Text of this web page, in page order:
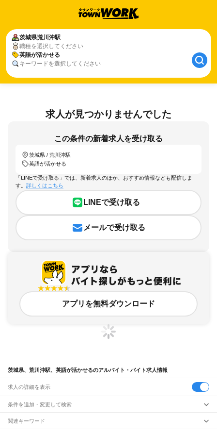
茨城県荒川沖駅
職種を選択してください
英語が活かせる
キーワードを選択してください
求人が見つかりませんでした
この条件の新着求人を受け取る
茨城県 / 荒川沖駅
英語が活かせる
「LINEで受け取る」では、新着求人のほか、おすすめ情報なども配信しま
す。 詳しくはこちら
LINEで受け取る
メールで受け取る
アプリを無料ダウンロード
茨城県、荒川沖駅、英語が活かせるのアルバイト・バイト求人情報
求人の詳細を表示
条件を追加・変更して検索
市区町村を追加・変更
関連キーワード